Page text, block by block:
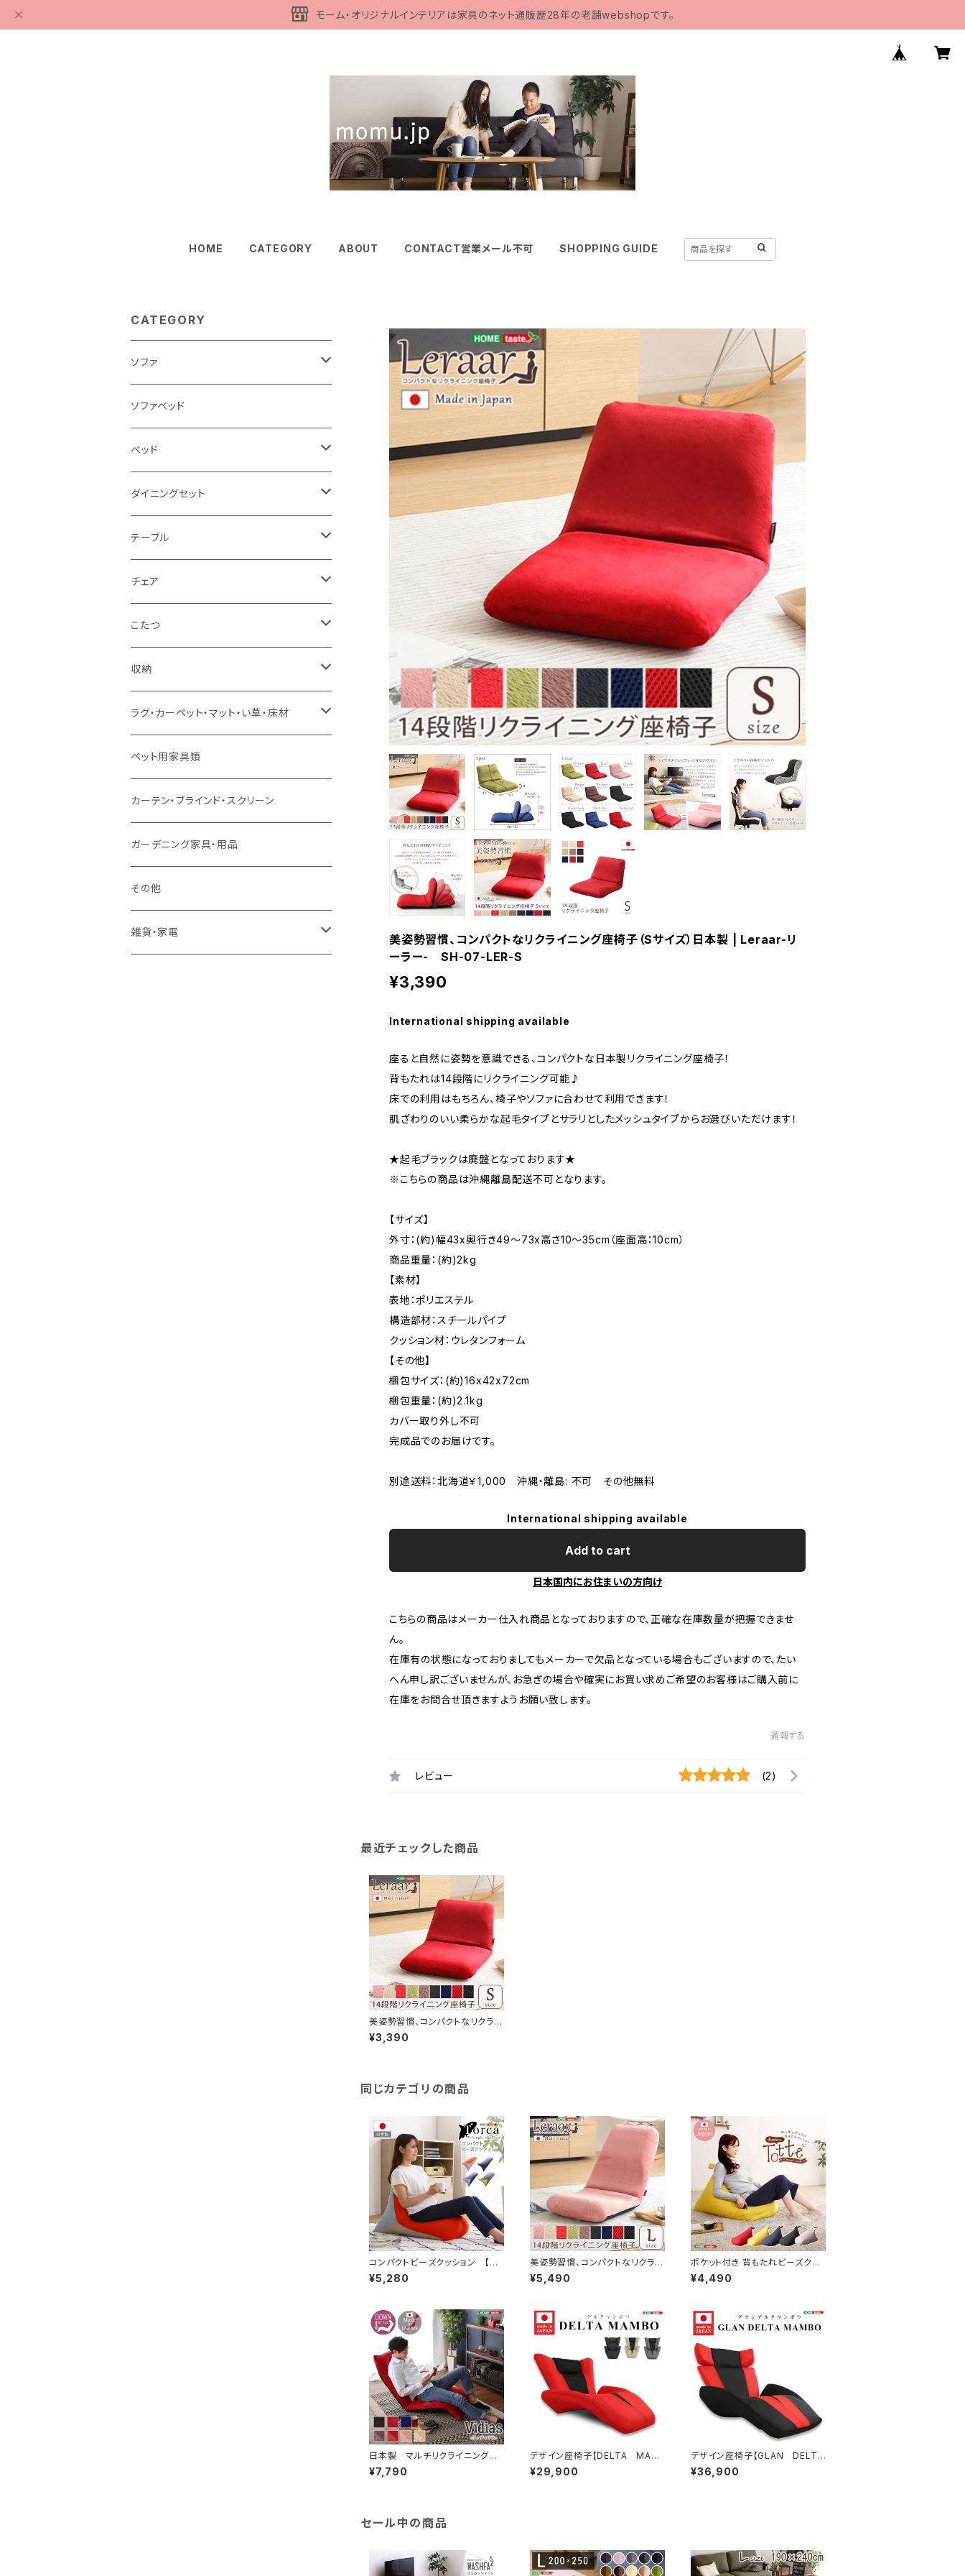
モーム・オリジナルインテリアは家具のネット通販歴28年の老舗webshopです。
HOME CATEGORY ABOUT CONTACT営業メール不可 SHOPPING GUIDE
美姿勢習慣、コンパクトなリクライニング座椅子（Sサイズ）日本製 | Leraar-リ
ーラー- SH-07-LER-S
¥3,390
International shipping available
座ると自然に姿勢を意識できる、コンパクトな日本製リクライニング座椅子！
背もたれは14段階にリクライニング可能♪
床での利用はもちろん、椅子やソファに合わせて利用できます！
肌ざわりのいい柔らかな起毛タイプとサラリとしたメッシュタイプからお選びいただけます！
★起毛ブラックは廃盤となっております★
※こちらの商品は沖縄離島配送不可となります。
【サイズ】
外寸：(約)幅43x奥行き49〜73x高さ10〜35cm（座面高：10cm）
商品重量：(約)2kg
【素材】
表地：ポリエステル
構造部材：スチールパイプ
クッション材：ウレタンフォーム
【その他】
梱包サイズ：(約)16x42x72cm
梱包重量：(約)2.1kg
カバー取り外し不可
完成品でのお届けです。
別途送料：北海道￥1,000 沖縄・離島: 不可 その他無料
International shipping available
Add to cart
日本国内にお住まいの方向け
こちらの商品はメーカー仕入れ商品となっておりますので、正確な在庫数量が把握できませ
ん。
在庫有の状態になっておりましてもメーカーで欠品となっている場合もございますので、たい
へん申し訳ございませんが、お急ぎの場合や確実にお買い求めご希望のお客様はご購入前に
在庫をお問合せ頂きますようお願い致します。
通報する
レビュー (2)
最近チェックした商品
美姿勢習慣、コンパクトなリクライ
ニング座椅子（Sサイズ）日本製 |
Leraar-リーラー- SH-07-LE
¥3,390
同じカテゴリの商品
コンパクトビーズクッション 【To
rca-トルカ-】 SH-07-TRC
¥5,280
美姿勢習慣、コンパクトなリクライ
ニング座椅子（Lサイズ）日本製 |
Leraar-リーラー- SH-07-LE
¥5,490
ポケット付き 背もたれビーズクッ
ション 【Totte -トッテ-】 SH-
07-TBC
¥4,490
日本製 マルチリクライニング座
椅子 【Vidias-ヴィディアス】 7
カラー （ダウンスタイル） SH-
¥7,790
デザイン座椅子【DELTA MANB
O-デルタマンボウ-】（一人掛け
日本製 マンボウ デザイナー）
¥29,900
デザイン座椅子【GLAN DELTA
MANBO-グランデルタマンボ
ウ】（一人掛け 日本製 マンボ
¥36,900
セール中の商品
CATEGORY
ソファ
3人掛け
2.5人掛け
2人掛け
1人掛け
カウチソファ
コーナーソファ
ソファセット
スツール・オットマン
ソファ付属品
クッション・座椅子
ソファベッド
ベッド
シングルサイズ以下（フレームのみ）
セミダブルサイズ（フレームのみ）
ダブルサイズ（フレームのみ）
ワイドダブルサイズ以上（フレームのみ）
シングルサイズ以下（マットレス付）
セミダブルサイズ（マットレス付）
ダブルサイズ（マットレス付）
ダブルサイズ以上（マットレス付）
ロフトベッド
二段ベッド
マットレス
ダイニングセット
ダイニング3点セット以下
ダイニング4点セット
ダイニング5点・6点セット
ダイニング7点セット以上
テーブル
センターテーブル
ダイニングテーブル
カウンターテーブル
リフティングテーブル
サイドテーブル・コーヒーテーブル
デスク
チェア
ダイニングチェア
カウンターチェア
キッズチェア
オフィスチェア・ゲーミングチェア
ダイニングベンチ・スツール
こたつ
こたつテーブル
こたつ布団
コタツ・布団セット
収納
本棚・シェルフ
食器棚・収納庫
レンジ台・カウンター
ラック
TVボード
キャビネット・飾り棚
ラグ・カーペット・マット・い草・床材
マット・フロアタイル
ラグ
カーペット
ペット用家具類
カーテン・ブラインド・スクリーン
ガーデニング家具・用品
その他
雑貨・家電